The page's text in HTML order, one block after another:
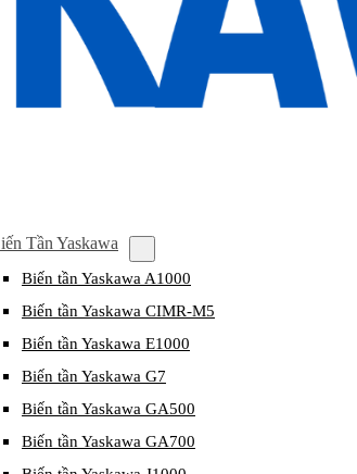
Tần Yaskawa
Biến tần Yaskawa A1000
Biến tần Yaskawa CIMR-M5
Biến tần Yaskawa E1000
Biến tần Yaskawa G7
Biến tần Yaskawa GA500
Biến tần Yaskawa GA700